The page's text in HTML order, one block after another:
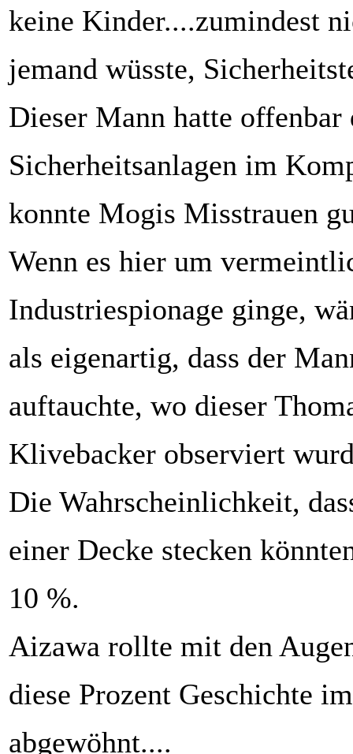
keine Kinder....zumindest
jemand wüsste,
Dieser Mann hatte offenbar
Sicherheitsanlagen im
konnte Mogis Misstrauen
Wenn es hier um
Industriespionage ginge,
als eigenartig, dass der
auftauchte, wo dieser
Klivebacker observiert
Die Wahrscheinlichkeit,
einer Decke stecken
10 %.
Aizawa rollte mit den
diese Prozent Geschichte
abgewöhnt....